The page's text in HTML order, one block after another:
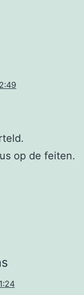
op de feiten.